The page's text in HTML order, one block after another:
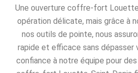
Une ouverture coffre-fort
opération délicate, mais grâce à
nos outils de pointe, nous
rapide et efficace sans dépasser
confiance à notre équipe pour